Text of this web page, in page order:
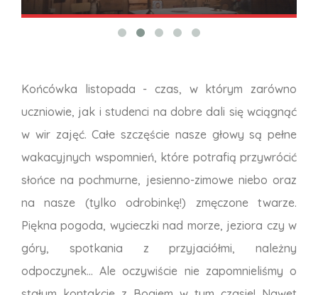
Końcówka listopada - czas, w którym zarówno
uczniowie, jak i studenci na dobre dali się wciągnąć
w wir zajęć. Całe szczęście nasze głowy są pełne
wakacyjnych wspomnień, które potrafią przywrócić
słońce na pochmurne, jesienno-zimowe niebo oraz
na nasze (tylko odrobinkę!) zmęczone twarze.
Piękna pogoda, wycieczki nad morze, jeziora czy w
góry, spotkania z przyjaciółmi, należny
odpoczynek... Ale oczywiście nie zapomnieliśmy o